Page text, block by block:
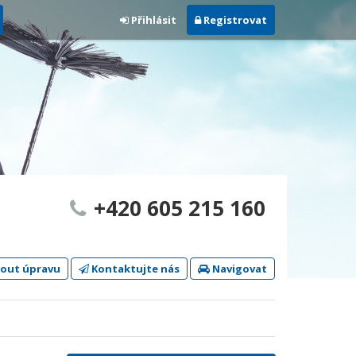
Přihlásit Registrovat
+420 605 215 160
úpravu Kontaktujte nás Navigovat